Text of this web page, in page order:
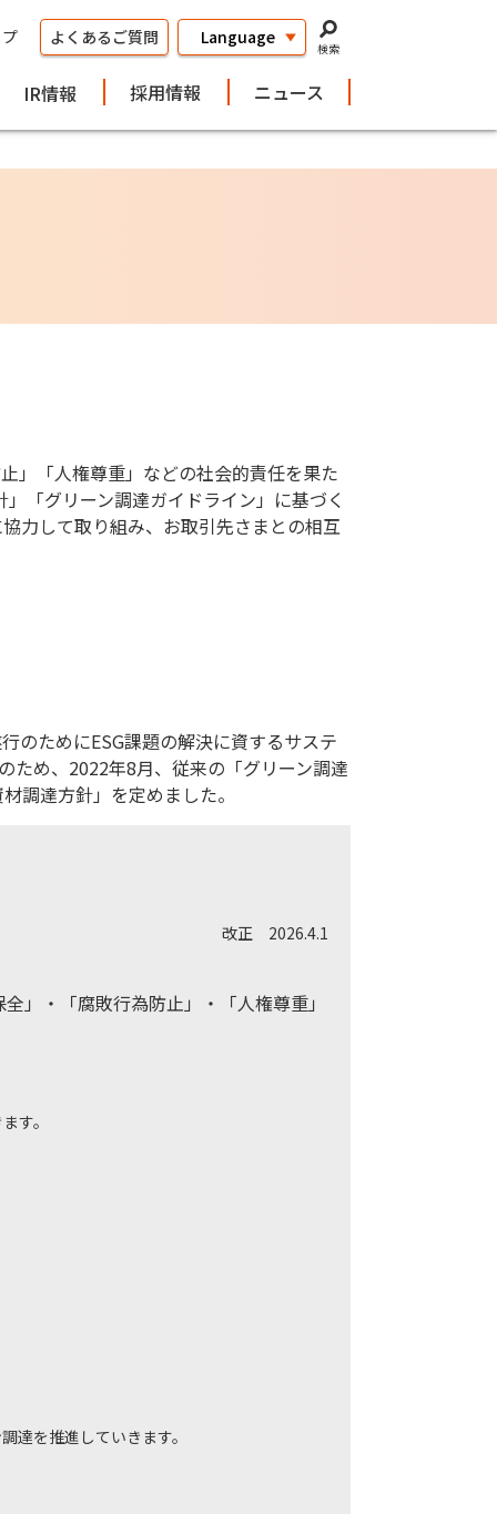
よくあるご質問
検索
IR情報 採用情報 ニュース
」「人権尊重」などの社会的責任を果た
「グリーン調達ガイドライン」に基づく
力して取り組み、お取引先さまとの相互
のためにESG課題の解決に資するサステ
ため、2022年8月、従来の「グリーン調達
調達方針」を定めました。
改正 2026.4.1
」・「腐敗行為防止」・「人権尊重」
す。
達を推進していきます。